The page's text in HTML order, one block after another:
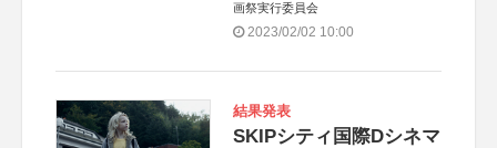
画祭実行委員会
2023/02/02 10:00
結果発表
SKIPシティ国際Dシネマ